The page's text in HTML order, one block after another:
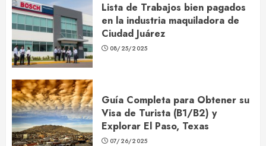
Lista de Trabajos bien pagados
en la industria maquiladora de
Ciudad Juárez
08/25/2025
Guía Completa para Obtener su
Visa de Turista (B1/B2) y
Explorar El Paso, Texas
07/26/2025